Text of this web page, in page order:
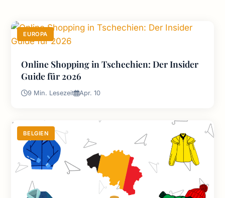
EUROPA
Online Shopping in Tschechien: Der Insider
Guide für 2026
9 Min. Lesezeit Apr. 10
BELGIEN